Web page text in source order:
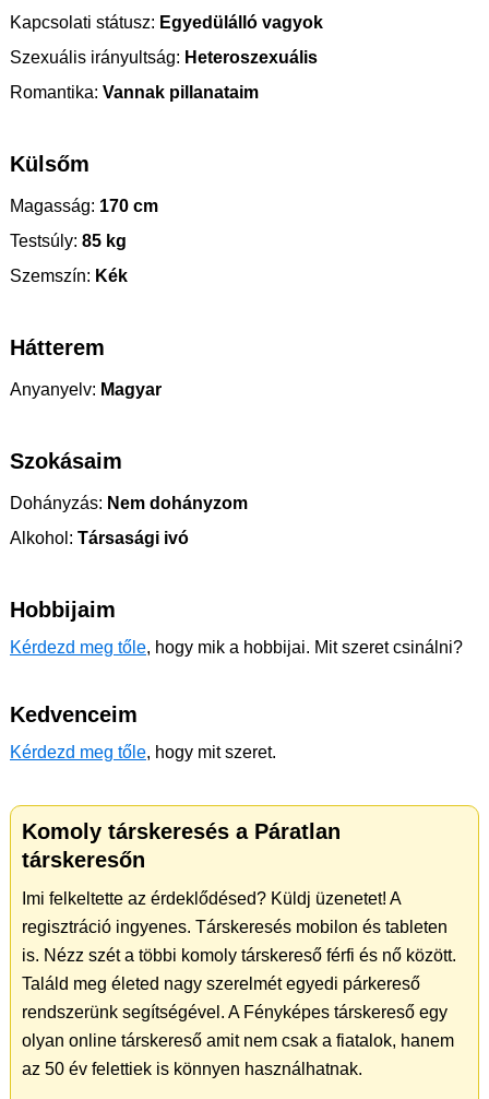
Kapcsolati státusz: Egyedülálló vagyok
Szexuális irányultság: Heteroszexuális
Romantika: Vannak pillanataim
Külsőm
Magasság: 170 cm
Testsúly: 85 kg
Szemszín: Kék
Hátterem
Anyanyelv: Magyar
Szokásaim
Dohányzás: Nem dohányzom
Alkohol: Társasági ivó
Hobbijaim
Kérdezd meg tőle, hogy mik a hobbijai. Mit szeret csinálni?
Kedvenceim
Kérdezd meg tőle, hogy mit szeret.
Komoly társkeresés a Páratlan
társkeresőn
Imi felkeltette az érdeklődésed? Küldj üzenetet! A
regisztráció ingyenes. Társkeresés mobilon és tableten
is. Nézz szét a többi komoly társkereső férfi és nő között.
Találd meg életed nagy szerelmét egyedi párkereső
rendszerünk segítségével. A Fényképes társkereső egy
olyan online társkereső amit nem csak a fiatalok, hanem
az 50 év felettiek is könnyen használhatnak.